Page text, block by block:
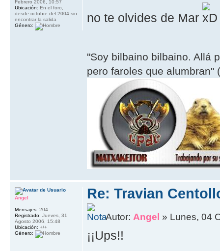
no te olvides de Mar
"Soy bilbaino bilbaino. Allá
pero faroles que alumbran"
Febrero 2006, 10:57
Ubicación: En el foro,
desde octubre del 2004 sin
encontrar la salida
Género:
Re: Travian
Autor:Angel » Lunes, 04
¡¡Ups!!
Angel
Mensajes: 204
Registrado: Jueves, 31
Agosto 2006, 15:48
Ubicación: +/+
Género: